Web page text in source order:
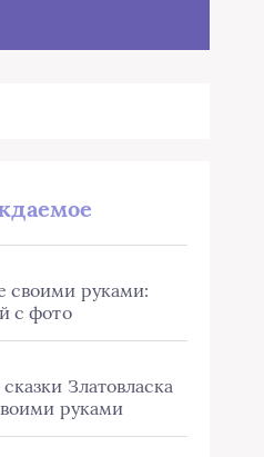
своими руками:
с фото
Златовласка
руками